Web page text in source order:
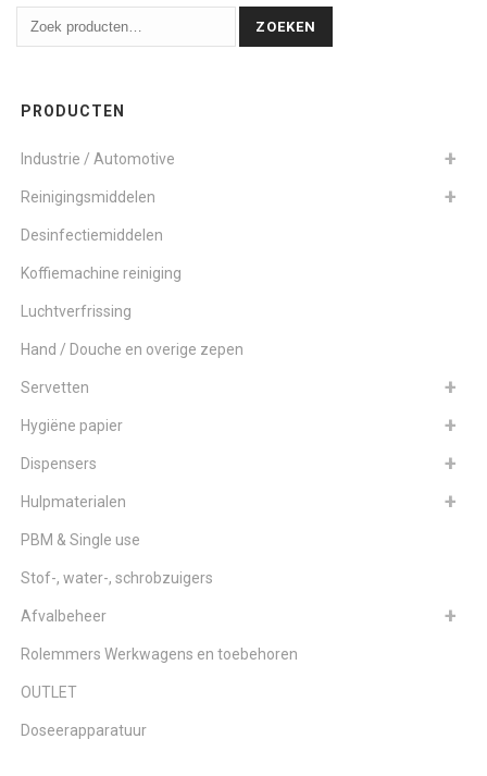
ZOEKEN
PRODUCTEN
Industrie / Automotive
Reinigingsmiddelen
Desinfectiemiddelen
Koffiemachine reiniging
Luchtverfrissing
Hand / Douche en overige zepen
Servetten
Hygiëne papier
Dispensers
Hulpmaterialen
PBM & Single use
Stof-, water-, schrobzuigers
Afvalbeheer
Rolemmers Werkwagens en toebehoren
OUTLET
Doseerapparatuur